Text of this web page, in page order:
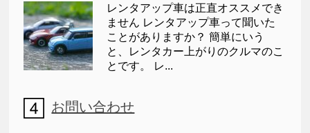
レンタアップ車は正直オススメでき
ません レンタアップ車って聞いた
ことがありますか？ 簡単にいう
と、レンタカー上がりのクルマのこ
とです。 レ...
お問い合わせ